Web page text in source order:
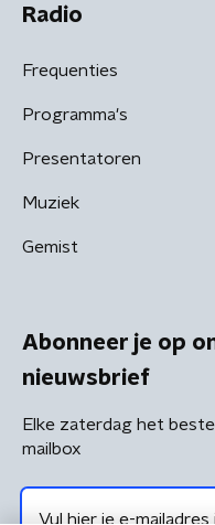
Radio
Frequenties
Programma's
Presentatoren
Muziek
Gemist
Abonneer je op
nieuwsbrief
Elke zaterdag het
mailbox